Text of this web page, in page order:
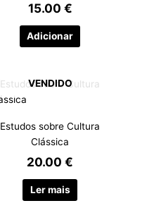
15.00 €
Adicionar
VENDIDO
Estudos sobre Cultura
Clássica
20.00€
Ler mais